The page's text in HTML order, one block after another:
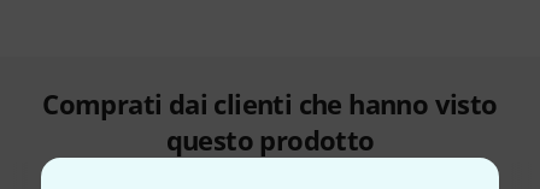
Comprati dai clienti che hanno visto
questo prodotto